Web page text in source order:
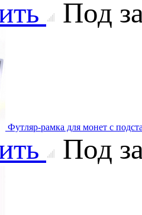
Под
Футляр-рамка для монет с
Под